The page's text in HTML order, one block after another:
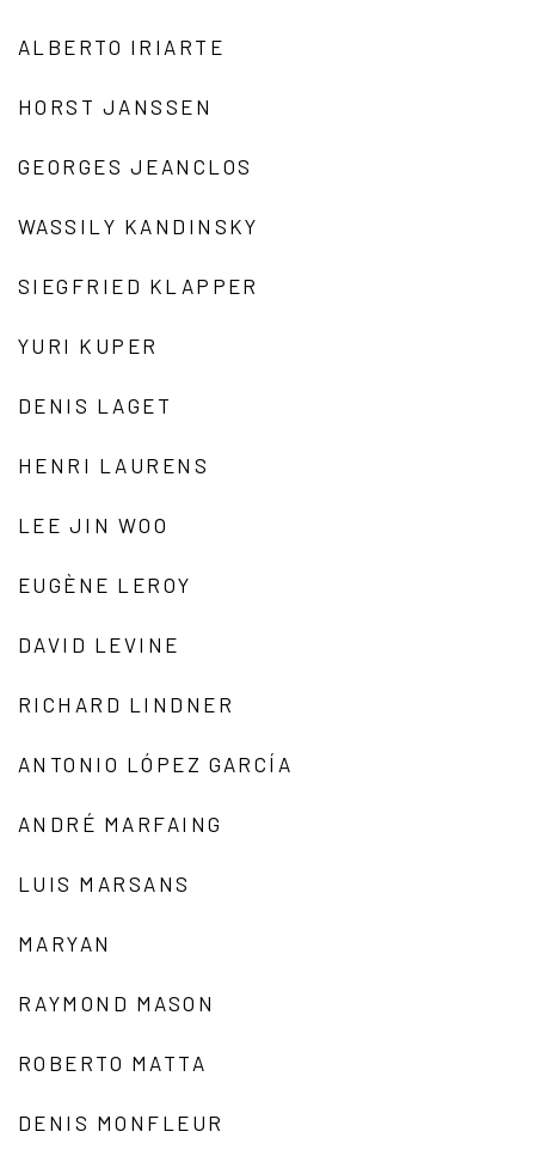
ALBERTO IRIARTE
HORST JANSSEN
GEORGES JEANCLOS
WASSILY KANDINSKY
SIEGFRIED KLAPPER
YURI KUPER
DENIS LAGET
HENRI LAURENS
LEE JIN WOO
EUGÈNE LEROY
DAVID LEVINE
RICHARD LINDNER
ANTONIO LÓPEZ GARCÍA
ANDRÉ MARFAING
LUIS MARSANS
MARYAN
RAYMOND MASON
ROBERTO MATTA
DENIS MONFLEUR